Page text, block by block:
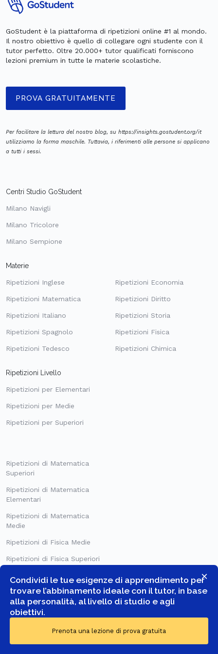
×
Condividi le tue esigenze di apprendimento per
trovare l’abbinamento ideale con il tutor, in base
alla personalità, al livello di studio e agli
obiettivi.
Prenota una lezione di prova gratuita
GoStudent è la piattaforma di ripetizioni online #1 al mondo.
Il nostro obiettivo è quello di collegare ogni studente con il
tutor perfetto. Oltre 20.000+ tutor qualificati forniscono
lezioni premium in tutte le materie scolastiche.
PROVA GRATUITAMENTE
Per facilitare la lettura del nostro blog, su https://insights.gostudent.org/it
utilizziamo la forma maschile. Tuttavia, i riferimenti alle persone si applicano
a tutti i sessi.
Centri Studio GoStudent
Milano Navigli
Milano Tricolore
Milano Sempione
Materie
Ripetizioni Inglese
Ripetizioni Matematica
Ripetizioni Italiano
Ripetizioni Spagnolo
Ripetizioni Tedesco
Ripetizioni Economia
Ripetizioni Diritto
Ripetizioni Storia
Ripetizioni Fisica
Ripetizioni Chimica
Ripetizioni Livello
Ripetizioni per Elementari
Ripetizioni per Medie
Ripetizioni per Superiori
Ripetizioni di Matematica
Superiori
Ripetizioni di Matematica
Elementari
Ripetizioni di Matematica
Medie
Ripetizioni di Fisica Medie
Ripetizioni di Fisica Superiori